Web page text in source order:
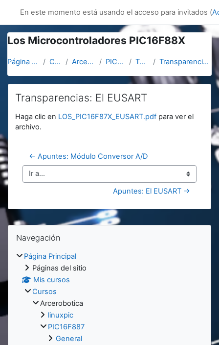
innovacion
En este momento está usando el acceso para invitados (
Los Microcontroladores PIC16F88X
Página Principal Cursos Arcerobotica PIC16F887 Topic 11 Transparencias: El EUSART
Transparencias: El EUSART
Requisitos de finalización
Haga clic en LOS_PIC16F87X_EUSART.pdf para ver el
archivo.
← Apuntes: Módulo Conversor A/D
Ir a...
Apuntes: El EUSART →
Bloques
Bloques
Salta Navegación
Navegación
Página Principal
Páginas del sitio
Mis cursos
Cursos
Arcerobotica
linuxpic
PIC16F887
General